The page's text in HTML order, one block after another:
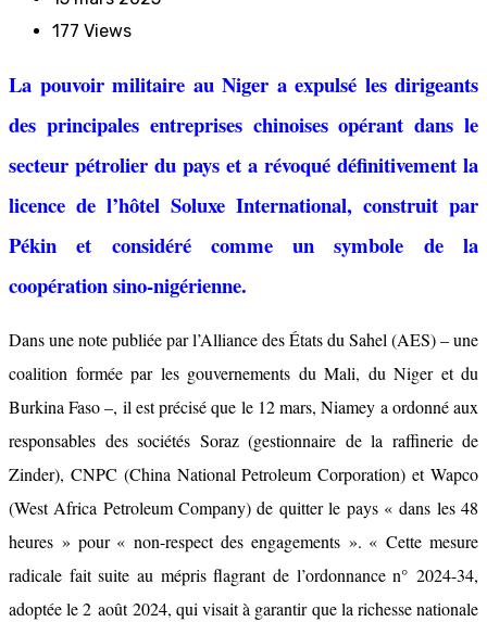
177 Views
La pouvoir militaire au Niger a expulsé les dirigeants
des principales entreprises chinoises opérant dans le
secteur pétrolier du pays et a révoqué définitivement la
licence de l’hôtel Soluxe International, construit par
Pékin et considéré comme un symbole de la
coopération sino-nigérienne.
Dans une note publiée par l’Alliance des États du Sahel (AES) – une
coalition formée par les gouvernements du Mali, du Niger et du
Burkina Faso –, il est précisé que le 12 mars, Niamey a ordonné aux
responsables des sociétés Soraz (gestionnaire de la raffinerie de
Zinder), CNPC (China National Petroleum Corporation) et Wapco
(West Africa Petroleum Company) de quitter le pays « dans les 48
heures » pour « non-respect des engagements ». « Cette mesure
radicale fait suite au mépris flagrant de l’ordonnance n° 2024-34,
adoptée le 2 août 2024, qui visait à garantir que la richesse nationale